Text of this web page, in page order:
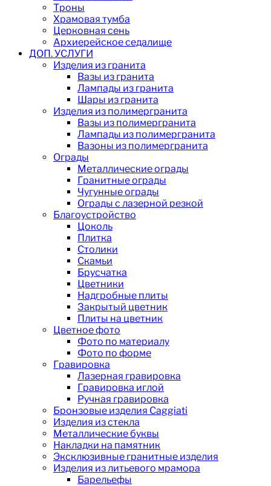
Троны
Храмовая тумба
Церковная сень
Архиерейское седалище
ДОП. УСЛУГИ
Изделия из гранита
Вазы из гранита
Лампады из гранита
Шары из гранита
Изделия из полимергранита
Вазы из полимергранита
Лампады из полимергранита
Вазоны из полимергранита
Ограды
Металлические ограды
Гранитные ограды
Чугунные ограды
Ограды с лазерной резкой
Благоустройство
Цоколь
Плитка
Столики
Скамьи
Брусчатка
Цветники
Надгробные плиты
Закрытый цветник
Плиты на цветник
Цветное фото
Фото по материалу
Фото по форме
Гравировка
Лазерная гравировка
Гравировка иглой
Ручная гравировка
Бронзовые изделия Caggiati
Изделия из стекла
Металлические буквы
Накладки на памятник
Эксклюзивные гранитные изделия
Изделия из литьевого мрамора
Барельефы